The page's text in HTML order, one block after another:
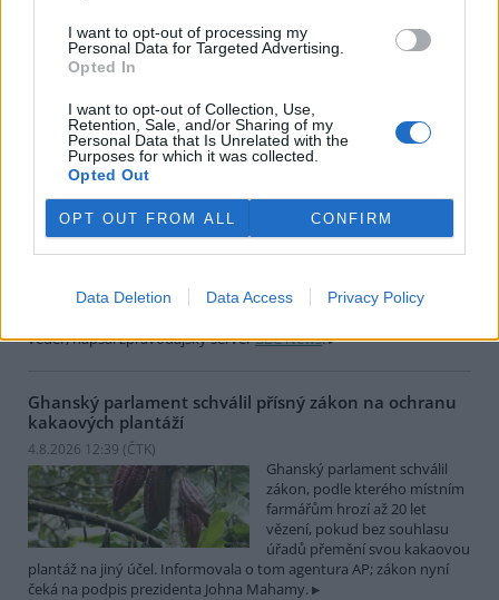
I want to opt-out of processing my
Personal Data for Targeted Advertising.
Opted In
I want to opt-out of Collection, Use,
Retention, Sale, and/or Sharing of my
Personal Data that Is Unrelated with the
Purposes for which it was collected.
Opted Out
OPT OUT FROM ALL CONFIRM
Data Deletion Data Access Privacy Policy
vedrech je nechávají uvnitř chladnějších budov. Kvůli suchu
neroste na loukách tráva a zemědělci musí dobytek přikrmovat
zásobami sena na zimu. Vysychají zdroje vody a rostou náklady na
V Japonsku, které bojuje s extrémními vedry, uhynuly
tři lvice, píše BBC News
4.8.2026 12:42 (ČTK)
Diskuse: 2
Tři lvice v zoologické zahradě v
japonském Tokiu uhynuly
horka. Japonsko se toto léto
veder, napsal zpravodajský serverBBC News.
Ghanský parlament schválil přísný zákon na ochranu
kakaových plantáží
4.8.2026 12:39 (ČTK)
Ghanský parlament schválil
zákon, podle kterého místním
farmářům hrozí až 20 let
vězení, pokud bez souhlasu
úřadů přemění svou kakaovou
plantáž na jiný účel. Informovala o tom agentura AP; zákon nyní
čeká na podpis prezidenta Johna Mahamy.